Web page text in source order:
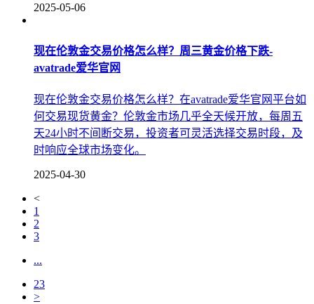
2025-05-06
现在伦敦金交易价格怎么样？周三黄金价格下跌-
avatrade爱华官网
现在伦敦金交易价格怎么样？在avatrade爱华官网平台如
何交易现货黄金？伦敦金市场几乎全天候开放，每周五
天24小时不间断交易，投资者可灵活选择交易时段，及
时响应全球市场变化。
2025-04-30
<
1
2
3
...
23
>